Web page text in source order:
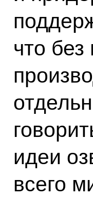
что без
идеи
всего